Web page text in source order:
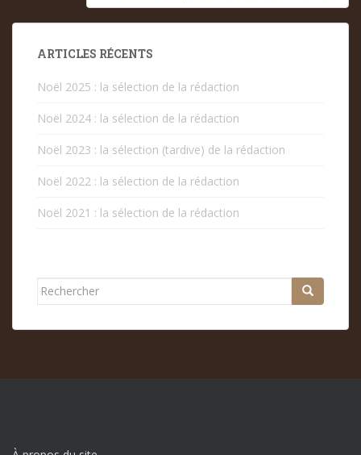
ARTICLES RÉCENTS
Noël 2025 : la sélection de la rédaction
Noël 2024 : la sélection de la rédaction
Noël 2023 : la sélection (tardive) de la rédaction
Noël 2022 : la sélection de la rédaction
Noël 2021 : la sélection de la rédaction
Rechercher...